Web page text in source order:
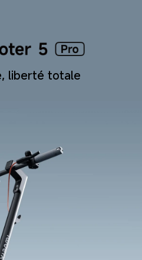
liberté totale